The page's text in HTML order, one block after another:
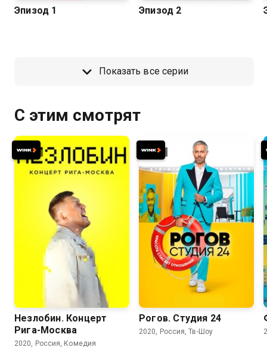
Эпизод 1 Эпизод 2
Показать все серии
С этим смотрят
Незлобин. Концерт
Рига-Москва
2020, Россия, Комедия
Рогов. Студия 24
2020, Россия, Тв-Шоу